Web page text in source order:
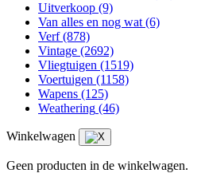
Uitverkoop (9)
Van alles en nog wat (6)
Verf (878)
Vintage (2692)
Vliegtuigen (1519)
Voertuigen (1158)
Wapens (125)
Weathering (46)
Winkelwagen
Geen producten in de winkelwagen.